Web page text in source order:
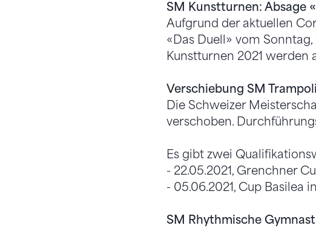
SM Kunstturnen: Absage
Aufgrund der aktuellen
«Das Duell» vom
Kunstturnen 2021 werden
Verschiebung SM
Die Schweizer
verschoben.
Es gibt zwei
- 22.05.2021, Grenchner
- 05.06.2021, Cup Basilea
SM Rhythmische